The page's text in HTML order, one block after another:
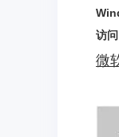
访问
微